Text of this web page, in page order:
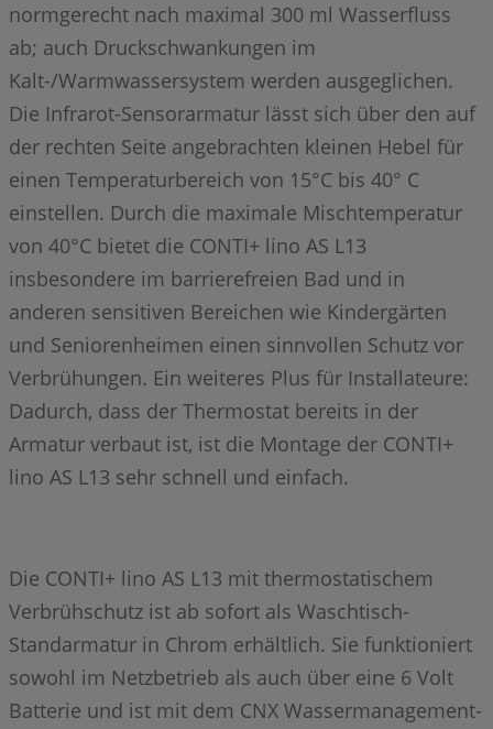
normgerecht nach maximal 300 ml Wasserfluss
ab; auch Druckschwankungen im
Kalt-/Warmwassersystem werden ausgeglichen.
Die Infrarot-Sensorarmatur lässt sich über den auf
der rechten Seite angebrachten kleinen Hebel für
einen Temperaturbereich von 15°C bis 40° C
einstellen. Durch die maximale Mischtemperatur
von 40°C bietet die CONTI+ lino AS L13
insbesondere im barrierefreien Bad und in
anderen sensitiven Bereichen wie Kindergärten
und Seniorenheimen einen sinnvollen Schutz vor
Verbrühungen. Ein weiteres Plus für Installateure:
Dadurch, dass der Thermostat bereits in der
Armatur verbaut ist, ist die Montage der CONTI+
lino AS L13 sehr schnell und einfach.
Die CONTI+ lino AS L13 mit thermostatischem
Verbrühschutz ist ab sofort als Waschtisch-
Standarmatur in Chrom erhältlich. Sie funktioniert
sowohl im Netzbetrieb als auch über eine 6 Volt
Batterie und ist mit dem CNX Wassermanagement-